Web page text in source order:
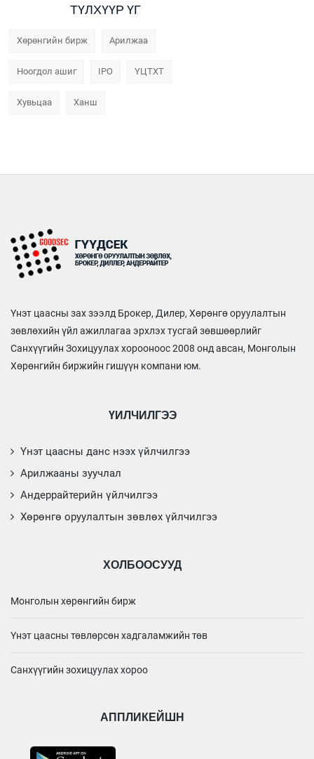
ТҮЛХҮҮР ҮГ
Хөрөнгийн бирж Арилжаа
Ноогдол ашиг IPO ҮЦТХТ
Хувьцаа Ханш
Үнэт цаасны зах зээлд Брокер, Дилер, Хөрөнгө оруулалтын
зөвлөхийн үйл ажиллагаа эрхлэх тусгай зөвшөөрлийг
Санхүүгийн Зохицуулах хорооноос 2008 онд авсан, Монголын
Хөрөнгийн биржийн гишүүн компани юм.
ҮЙЛЧИЛГЭЭ
Үнэт цаасны данс нээх үйлчилгээ
Арилжааны зуучлал
Андеррайтерийн үйлчилгээ
Хөрөнгө оруулалтын зөвлөх үйлчилгээ
ХОЛБООСУУД
Монголын хөрөнгийн бирж
Үнэт цаасны төвлөрсөн хадгаламжийн төв
Санхүүгийн зохицуулах хороо
АППЛИКЕЙШН